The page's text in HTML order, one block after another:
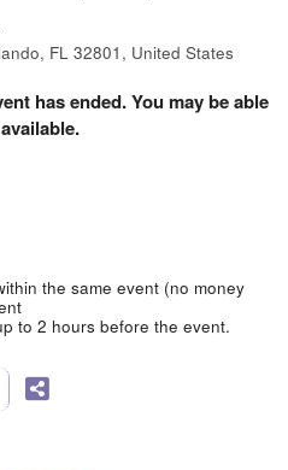
FL 32801, United States
has ended. You may be able
the same event (no money
to 2 hours before the event.